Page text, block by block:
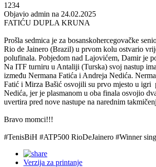
1234
Objavio admin na 24.02.2025
FATIĆU DUPLA KRUNA
Prošla sedmica je za bosanskohercegovačke
Rio de Jainero (Brazil) u prvom kolu ostvario
polufinala. Pobjedom nad Lajovićem, Damir je
Na ITF turniru u Antaliji (Turska) svoj nastup
između Nermana Fatića i Andreja Nedića.
Fatić i Mirza Bašić osvojili su prvo mjesto u igri
Nedića, jer je plasmanom u oba finala osvojio
uvertira pred nove nastupe na narednim
Bravo momci!!!
#TenisBiH #ATP500 RioDeJainero #Winner
Verzija za printanje